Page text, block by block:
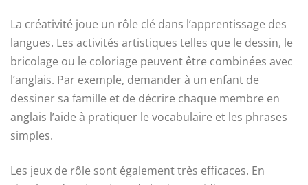
La créativité joue un rôle clé dans l’apprentissage des
langues. Les activités artistiques telles que le dessin, le
bricolage ou le coloriage peuvent être combinées avec
l’anglais. Par exemple, demander à un enfant de
dessiner sa famille et de décrire chaque membre en
anglais l’aide à pratiquer le vocabulaire et les phrases
simples.
Les jeux de rôle sont également très efficaces. En